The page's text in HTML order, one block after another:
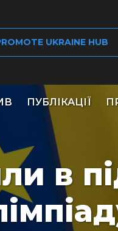
UKRAINE HUB
ПУБЛІКАЦІЇ
в